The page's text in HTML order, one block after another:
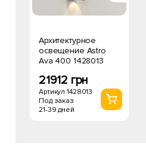
Архитектурное
освещение Astro
Ava 400 1428013
21912 грн
Артикул 1428013
Под заказ
21-39 дней